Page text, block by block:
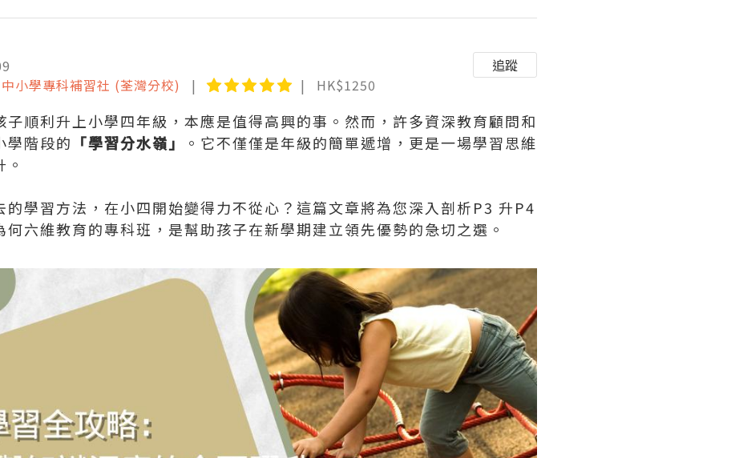
小學專科補習社 (荃灣分校)
HK$1250
追蹤
子順利升上小學四年級，本應是值得高興的事。然而，許多資深教育顧問和
學階段的 「學習分水嶺」
。它不僅僅是年級的簡單遞增，更是一場學習思維
的學習方法，在小四開始變得力不從心？這篇文章將為您深入剖析P3 升P4
六維教育的專科班，是幫助孩子在新學期建立領先優勢的急切之選。